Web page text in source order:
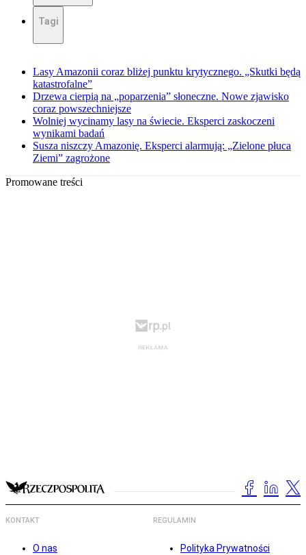
Tagi
Lasy Amazonii coraz bliżej punktu krytycznego. „Skutki będą
katastrofalne”
Drzewa cierpią na „poparzenia” słoneczne. Nowe zjawisko
coraz powszechniejsze
Wolniej wycinamy lasy na świecie. Eksperci zaskoczeni
wynikami badań
Susza niszczy Amazonię. Eksperci alarmują: „Zielone płuca
Ziemi” zagrożone
Promowane treści
KONTAKT
O nas
REGULAMIN
Polityka Prywatności